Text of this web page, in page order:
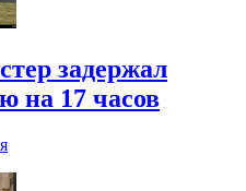
задержал
на 17 часов